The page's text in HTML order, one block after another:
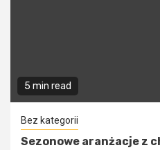
5 min read
Bez kategorii
Sezonowe aranżacje z